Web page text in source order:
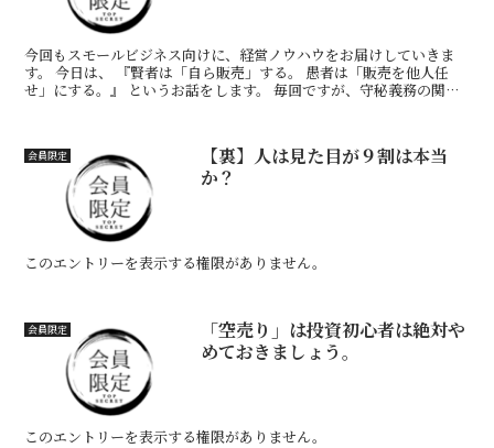
今回もスモールビジネス向けに、経営ノウハウをお届けしていきま
す。 今日は、 『賢者は「自ら販売」する。 愚者は「販売を他人任
せ」にする。』 というお話をします。 毎回ですが、守秘義務の関係
会員限定
【裏】人は見た目が９割は本当
か？
このエントリーを表示する権限がありません。
会員限定
「空売り」は投資初心者は絶対や
めておきましょう。
このエントリーを表示する権限がありません。